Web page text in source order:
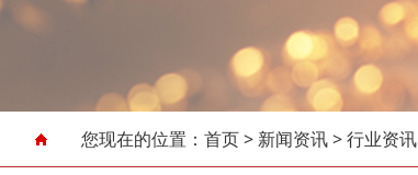
您现在的位置： 首页> 新闻资讯>行业资讯